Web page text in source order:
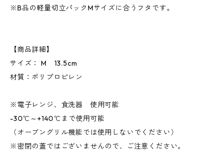
※B品の軽量切立パックMサイズに合うフタです。
【商品詳細】
サイズ： M 13.5cm
材質：ポリプロピレン
※電子レンジ、食洗器 使用可能
-30℃～+140℃まで使用可能
（オーブングリル機能では使用しないでください）
※密閉の蓋ではございませんので、ご注意ください。